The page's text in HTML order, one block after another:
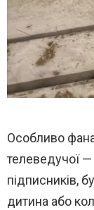
Особливо
телеведучої
підписників,
дитина або